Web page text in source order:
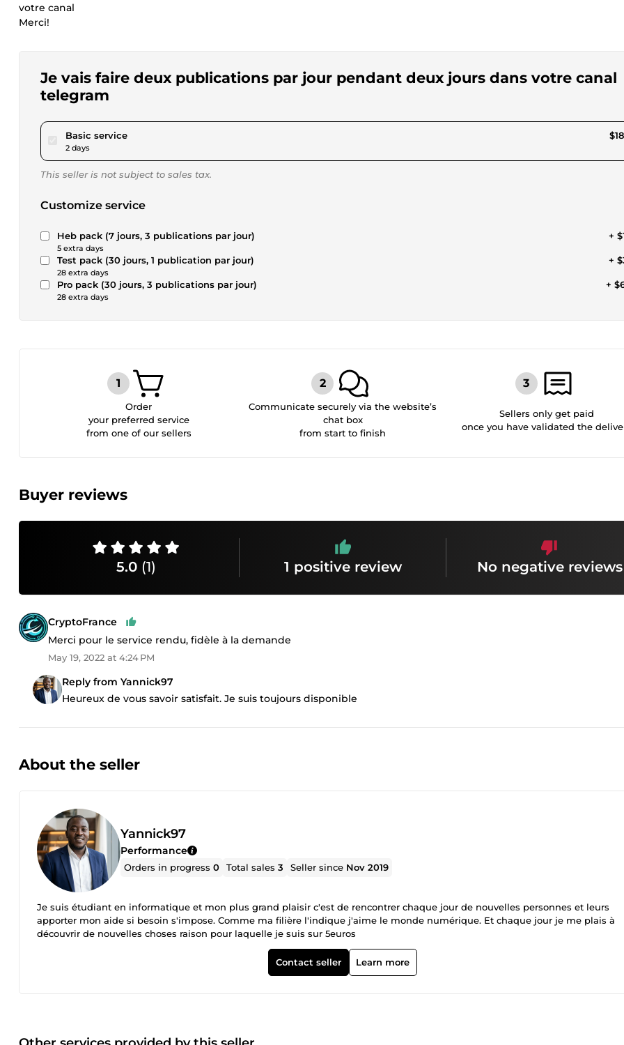
votre canal
Merci!
Je vais faire deux publications par jour pendant deux jours dans votre canal
telegram
Basic servicepour $17.28
2 days
This seller is not subject to sales tax.
Customize service
Heb pack (7 jours, 3 publications par jour)
5 extra days
+
Test pack (30 jours, 1 publication par jour)
28 extra days
+
Pro pack (30 jours, 3 publications par jour)
28 extra days
+
Order
your preferred service
from one of our sellers
Communicate securely via the website’s
chat box
from start to finish
Sellers only get paid
once you have validated the
Buyer reviews
5.0 (1) 1 positive review No negative reviews
CryptoFrance
Merci pour le service rendu, fidèle à la demande
May 19, 2022 at 4:24 PM
Reply from Yannick97
Heureux de vous savoir satisfait. Je suis toujours disponible
About the seller
Yannick97
Performance
Orders in progress0 Total sales3 Seller since Nov 2019
Je suis étudiant en informatique et mon plus grand plaisir c'est de rencontrer chaque jour de nouvelles personnes et leurs
apporter mon aide si besoin s'impose. Comme ma filière l'indique j'aime le monde numérique. Et chaque jour je me plais à
découvrir de nouvelles choses raison pour laquelle je suis sur 5euros
Contact seller Learn more